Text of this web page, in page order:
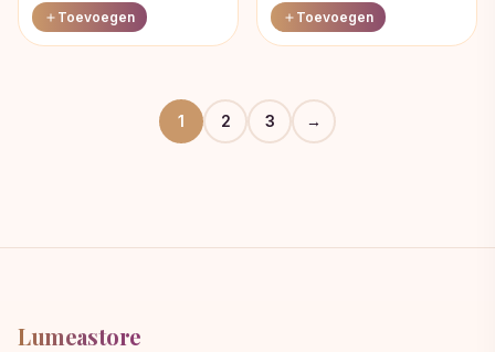
prijs
was:
prijs
is:
Toevoegen
prijs
was:
is:
Toevoegen
1 2 3 →
Lumeastore